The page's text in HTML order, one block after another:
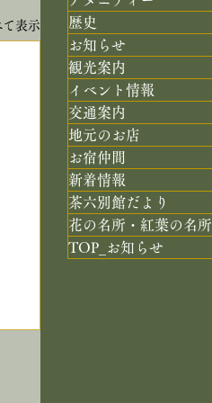
表示
歴史
お知らせ
観光案内
イベント情報
交通案内
地元のお店
お宿仲間
新着情報
茶六別館だより
花の名所・紅葉の名所
TOP_お知らせ